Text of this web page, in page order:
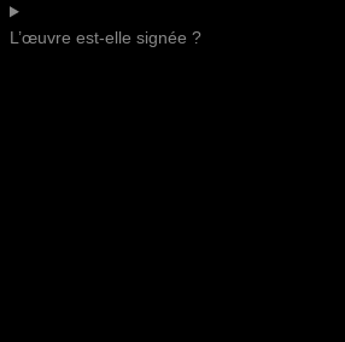
L’œuvre est-elle signée ?